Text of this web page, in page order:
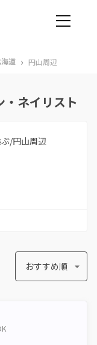
道 › 円山周辺
ネイリスト
/円山周辺
おすすめ順